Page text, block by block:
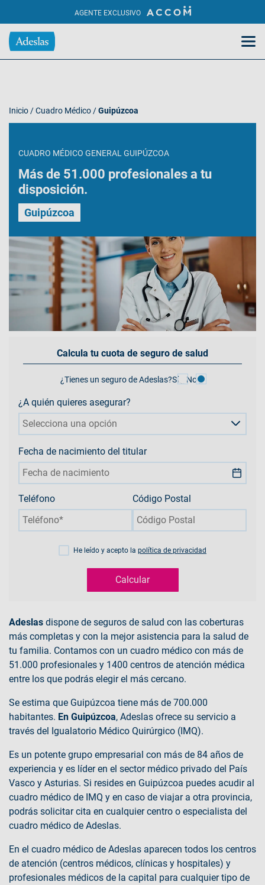
AGENTE EXCLUSIVO
Inicio /Cuadro Médico /Guipúzcoa
CUADRO MÉDICO GENERAL GUIPÚZCOA
Más de 51.000 profesionales a tu
disposición.
Guipúzcoa
Calcula tu cuota de seguro de salud
¿Tienes un seguro de Adeslas?Sí No
¿A quién quieres asegurar?
Selecciona una opción
Fecha de nacimiento del titular
Teléfono Código Postal
He leído y acepto la política de privacidad
Calcular
Adeslas dispone de seguros de salud con las coberturas
más completas y con la mejor asistencia para la salud de
tu familia. Contamos con un cuadro médico con más de
51.000 profesionales y 1400 centros de atención médica
entre los que podrás elegir el más cercano.
Se estima que Guipúzcoa tiene más de 700.000
habitantes. En Guipúzcoa, Adeslas ofrece su servicio a
través del Igualatorio Médico Quirúrgico (IMQ).
Es un potente grupo empresarial con más de 84 años de
experiencia y es líder en el sector médico privado del País
Vasco y Asturias. Si resides en Guipúzcoa puedes acudir al
cuadro médico de IMQ y en caso de viajar a otra provincia,
podrás solicitar cita en cualquier centro o especialista del
cuadro médico de Adeslas.
En el cuadro médico de Adeslas aparecen todos los centros
de atención (centros médicos, clínicas y hospitales) y
profesionales médicos de la capital para cualquier tipo de